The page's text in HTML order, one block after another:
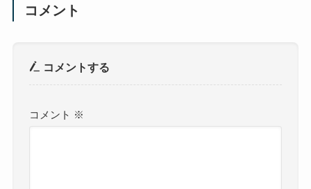
コメント
コメントする
コメント ※